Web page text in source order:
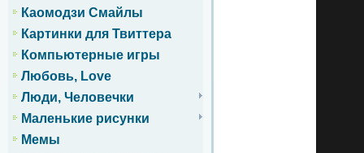
Каомодзи Смайлы
Картинки для Твиттера
Компьютерные игры
Любовь, Love
Люди, Человечки
Маленькие рисунки
Мемы